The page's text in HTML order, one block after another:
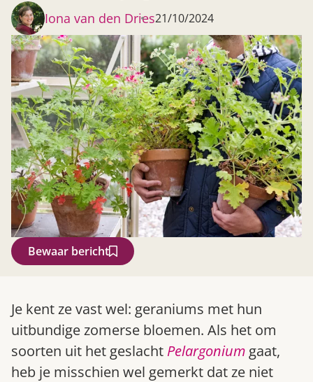
Iona van den Dries21/10/2024
Bewaar bericht
Je kent ze vast wel: geraniums met hun
uitbundige zomerse bloemen. Als het om
soorten uit het geslacht Pelargonium gaat,
heb je misschien wel gemerkt dat ze niet